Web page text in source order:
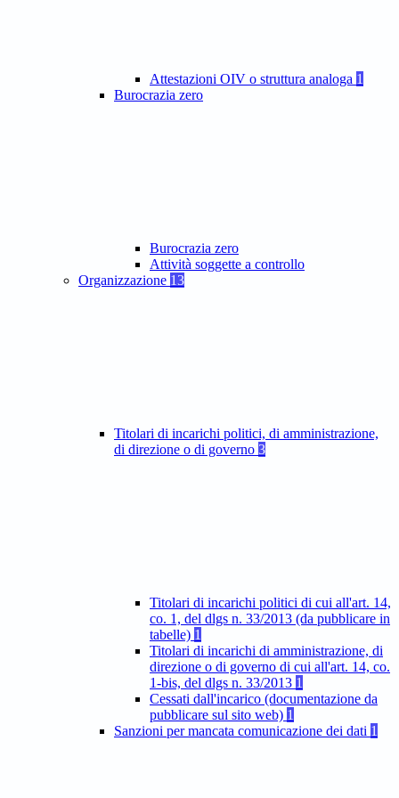
Attestazioni OIV o struttura analoga 1
Burocrazia zero
Burocrazia zero
Attività soggette a controllo
Organizzazione 13
Titolari di incarichi politici, di amministrazione,
di direzione o di governo 3
Titolari di incarichi politici di cui all'art. 14,
co. 1, del dlgs n. 33/2013 (da pubblicare in
tabelle) 1
Titolari di incarichi di amministrazione, di
direzione o di governo di cui all'art. 14, co.
1-bis, del dlgs n. 33/2013 1
Cessati dall'incarico (documentazione da
pubblicare sul sito web) 1
Sanzioni per mancata comunicazione dei dati 1